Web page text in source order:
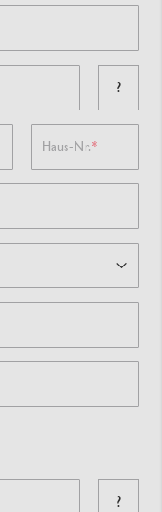
?
Haus-Nr.
?